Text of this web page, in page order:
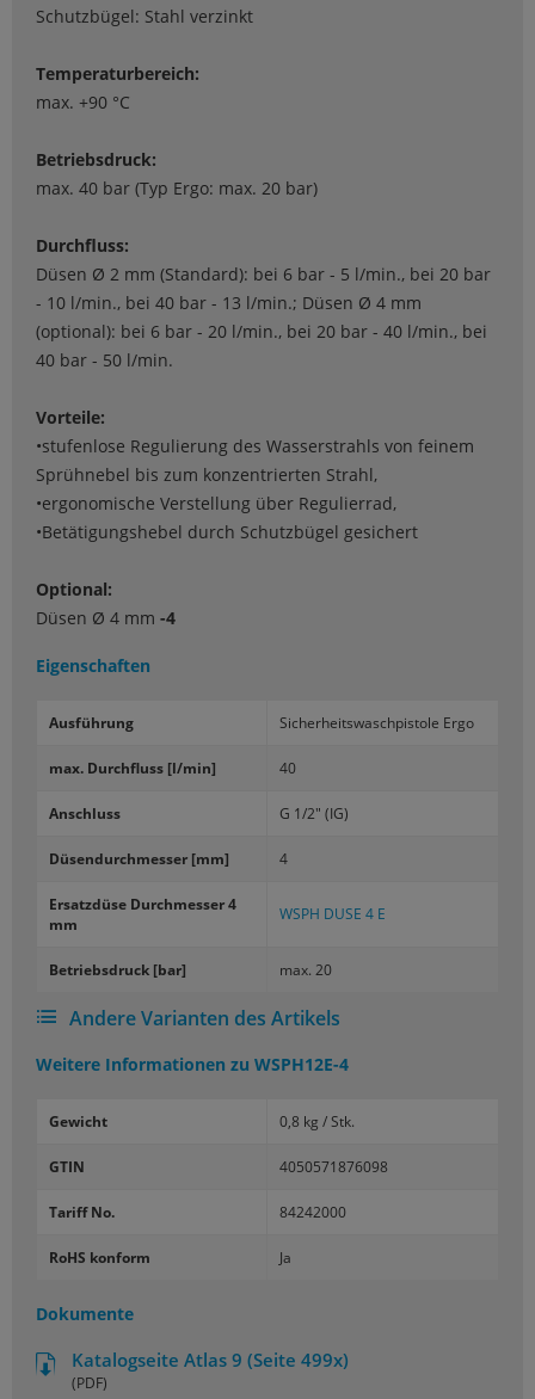
Schutzbügel: Stahl verzinkt
Temperaturbereich:
max. +90 °C
Betriebsdruck:
max. 40 bar (Typ Ergo: max. 20 bar)
Durchfluss:
Düsen Ø 2 mm (Standard): bei 6 bar - 5 l/min., bei 20 bar
- 10 l/min., bei 40 bar - 13 l/min.; Düsen Ø 4 mm
(optional): bei 6 bar - 20 l/min., bei 20 bar - 40 l/min., bei
40 bar - 50 l/min.
Vorteile:
•stufenlose Regulierung des Wasserstrahls von feinem
Sprühnebel bis zum konzentrierten Strahl,
•ergonomische Verstellung über Regulierrad,
•Betätigungshebel durch Schutzbügel gesichert
Optional:
Düsen Ø 4 mm -4
Eigenschaften
Aus­füh­rung Si­cher­heits­wasch­pis­to­le Ergo
max. Durch­fluss [l/min] 40
An­schluss G 1/2" (IG)
Dü­sen­durch­mes­ser [mm] 4
Er­satz­dü­se Durch­mes­ser 4
mm
WSPH DUSE 4 E
Be­triebs­druck [bar] max. 20
Andere Varianten des Artikels
Weitere Informationen zu WSPH12E-4
Gewicht 0,8 kg / Stk.
GTIN 4050571876098
Tariff No. 84242000
RoHS konform Ja
Dokumente
Katalogseite Atlas 9 (Seite 499x)
(PDF)